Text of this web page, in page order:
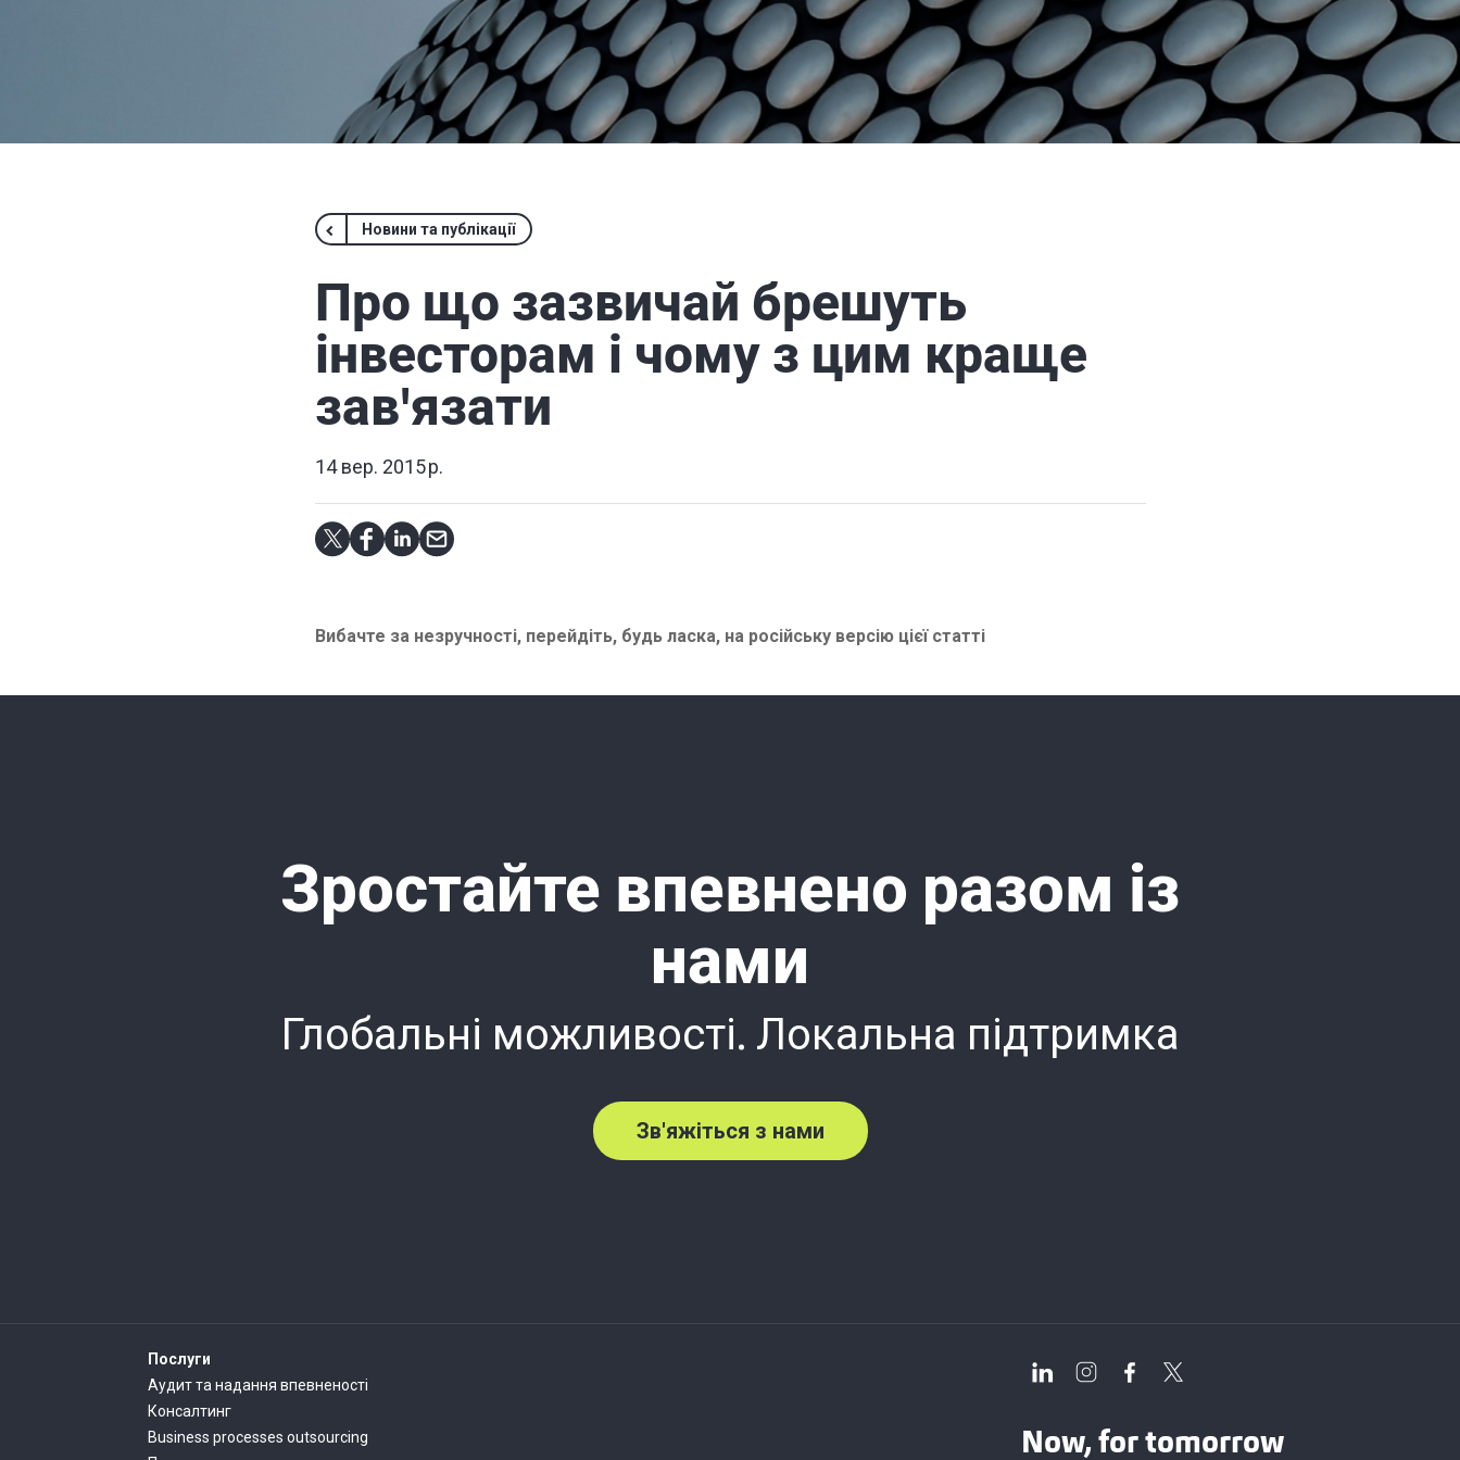
Новини та публікації
Про що зазвичай брешуть
інвесторам і чому з цим краще
зав'язати
14 вер. 2015 р.
Вибачте за незручності, перейдіть, будь ласка, на російську версію цієї статті
Зростайте впевнено разом із
нами
Глобальні можливості. Локальна підтримка
Зв'яжіться з нами
Послуги
Аудит та надання впевненості
Консалтинг
Business processes outsourcing
Now, for tomorrow